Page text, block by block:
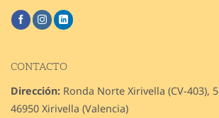
CONTACTO
Dirección: Ronda Norte Xirivella (CV-403), 5
46950 Xirivella (Valencia)